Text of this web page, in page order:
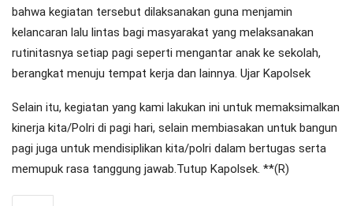
bahwa kegiatan tersebut dilaksanakan guna menjamin
kelancaran lalu lintas bagi masyarakat yang melaksanakan
rutinitasnya setiap pagi seperti mengantar anak ke sekolah,
berangkat menuju tempat kerja dan lainnya. Ujar Kapolsek
Selain itu, kegiatan yang kami lakukan ini untuk memaksimalkan
kinerja kita/Polri di pagi hari, selain membiasakan untuk bangun
pagi juga untuk mendisiplikan kita/polri dalam bertugas serta
memupuk rasa tanggung jawab.Tutup Kapolsek. **(R)